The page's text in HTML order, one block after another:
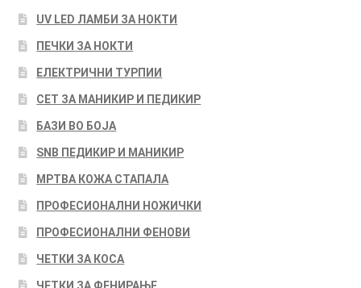
UV LED ЛАМБИ ЗА НОКТИ
ПЕЧКИ ЗА НОКТИ
ЕЛЕКТРИЧНИ ТУРПИИ
СЕТ ЗА МАНИКИР И ПЕДИКИР
БАЗИ ВО БОЈА
SNB ПЕДИКИР И МАНИКИР
МРТВА КОЖА СТАПАЛА
ПРОФЕСИОНАЛНИ НОЖИЧКИ
ПРОФЕСИОНАЛНИ ФЕНОВИ
ЧЕТКИ ЗА КОСА
ЧЕТКИ ЗА ФЕНИРАЊЕ